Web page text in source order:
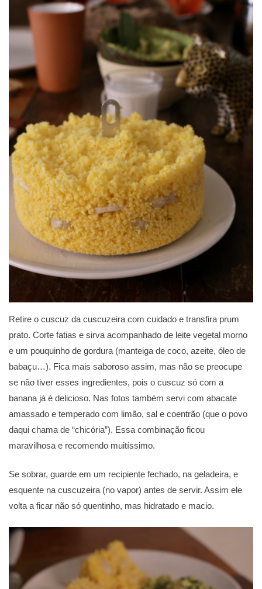
Retire o cuscuz da cuscuzeira com cuidado e transfira prum
prato. Corte fatias e sirva acompanhado de leite vegetal morno
e um pouquinho de gordura (manteiga de coco, azeite, óleo de
babaçu…). Fica mais saboroso assim, mas não se preocupe
se não tiver esses ingredientes, pois o cuscuz só com a
banana já é delicioso. Nas fotos também servi com abacate
amassado e temperado com limão, sal e coentrão (que o povo
daqui chama de “chicória”). Essa combinação ficou
maravilhosa e recomendo muitíssimo.
Se sobrar, guarde em um recipiente fechado, na geladeira, e
esquente na cuscuzeira (no vapor) antes de servir. Assim ele
volta a ficar não só quentinho, mas hidratado e macio.